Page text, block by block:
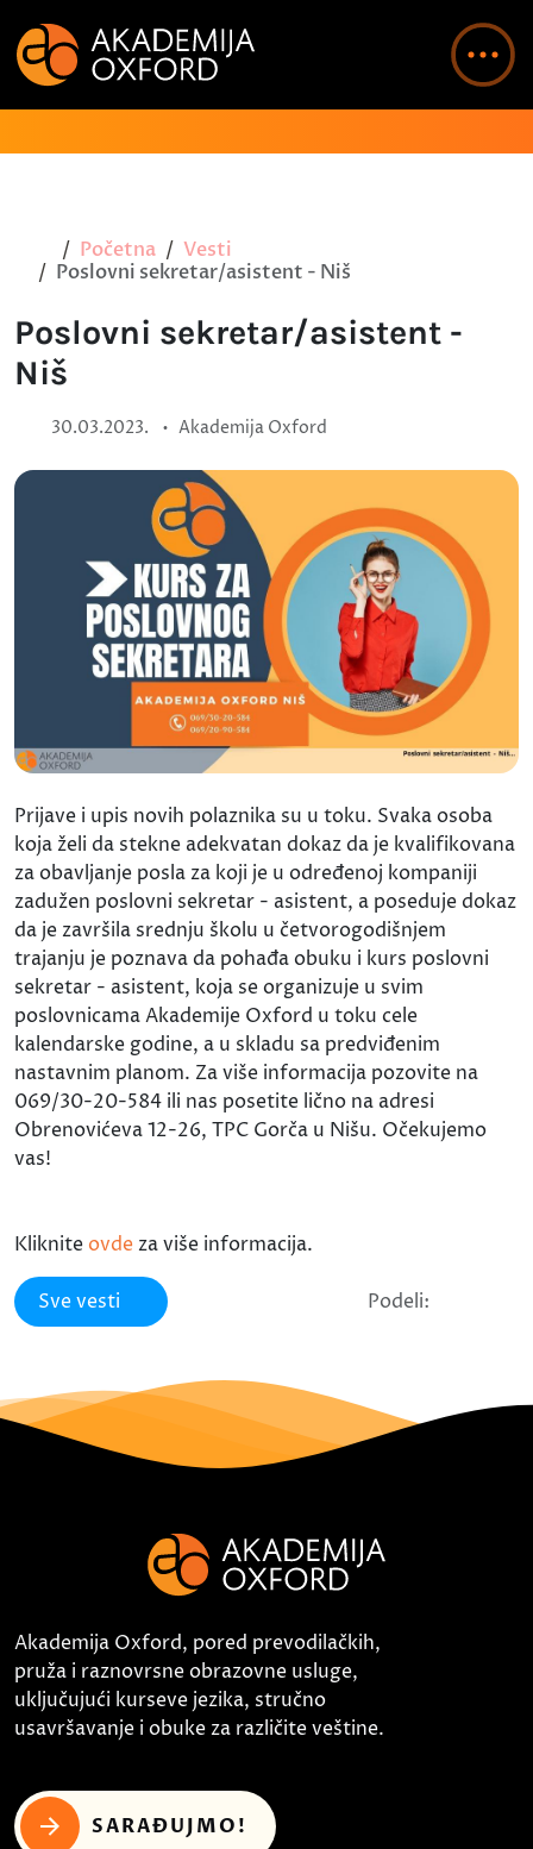
Početna
Vesti
Poslovni sekretar/asistent - Niš
Poslovni sekretar/asistent -
Niš
30.03.2023. • Akademija Oxford
Prijave i upis novih polaznika su u toku. Svaka osoba
koja želi da stekne adekvatan dokaz da je kvalifikovana
za obavljanje posla za koji je u određenoj kompaniji
zadužen poslovni sekretar - asistent, a poseduje dokaz
da je završila srednju školu u četvorogodišnjem
trajanju je poznava da pohađa obuku i kurs poslovni
sekretar - asistent, koja se organizuje u svim
poslovnicama Akademije Oxford u toku cele
kalendarske godine, a u skladu sa predviđenim
nastavnim planom. Za više informacija pozovite na
069/30-20-584 ili nas posetite lično na adresi
Obrenovićeva 12-26, TPC Gorča u Nišu. Očekujemo
vas!
Kliknite ovde za više informacija.
Sve vesti Podeli:
Akademija Oxford, pored prevodilačkih,
pruža i raznovrsne obrazovne usluge,
uključujući kurseve jezika, stručno
usavršavanje i obuke za različite veštine.
SARAĐUJMO!